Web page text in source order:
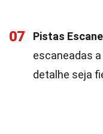
07 Pistas
escaneadas
detalhe seja